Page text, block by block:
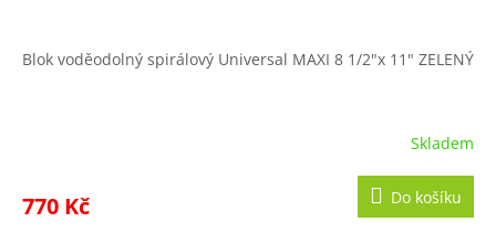
Blok voděodolný spirálový Universal MAXI 8 1/2"x 11" ZELENÝ
Skladem
770 Kč Do košíku